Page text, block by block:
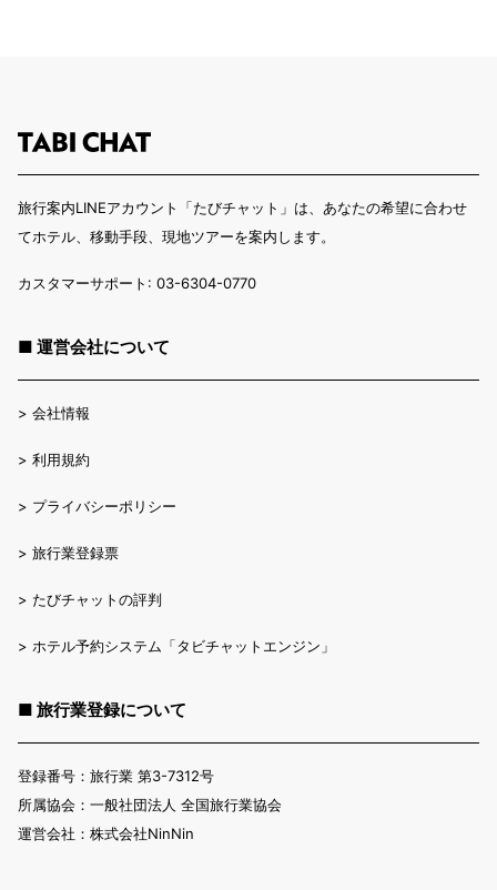
旅行案内LINEアカウント「たびチャット」は、あなたの希望に合わせ
てホテル、移動手段、現地ツアーを案内します。
カスタマーサポート: 03-6304-0770
■ 運営会社について
> 会社情報
> 利用規約
> プライバシーポリシー
> 旅行業登録票
> たびチャットの評判
> ホテル予約システム「タビチャットエンジン」
■ 旅行業登録について
登録番号：旅行業 第3-7312号
所属協会：一般社団法人 全国旅行業協会
運営会社：株式会社NinNin